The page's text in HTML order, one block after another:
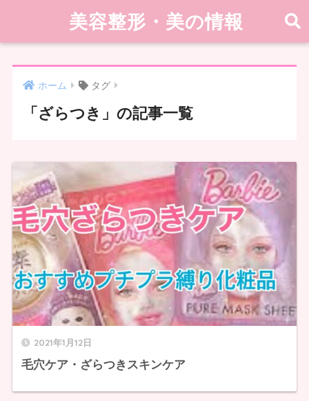
美容整形・美の情報
ホーム タグ
「ざらつき」の記事一覧
2021年1月12日
毛穴ケア・ざらつきスキンケア